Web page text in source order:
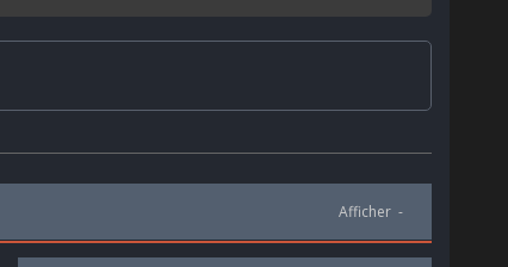
Afficher -